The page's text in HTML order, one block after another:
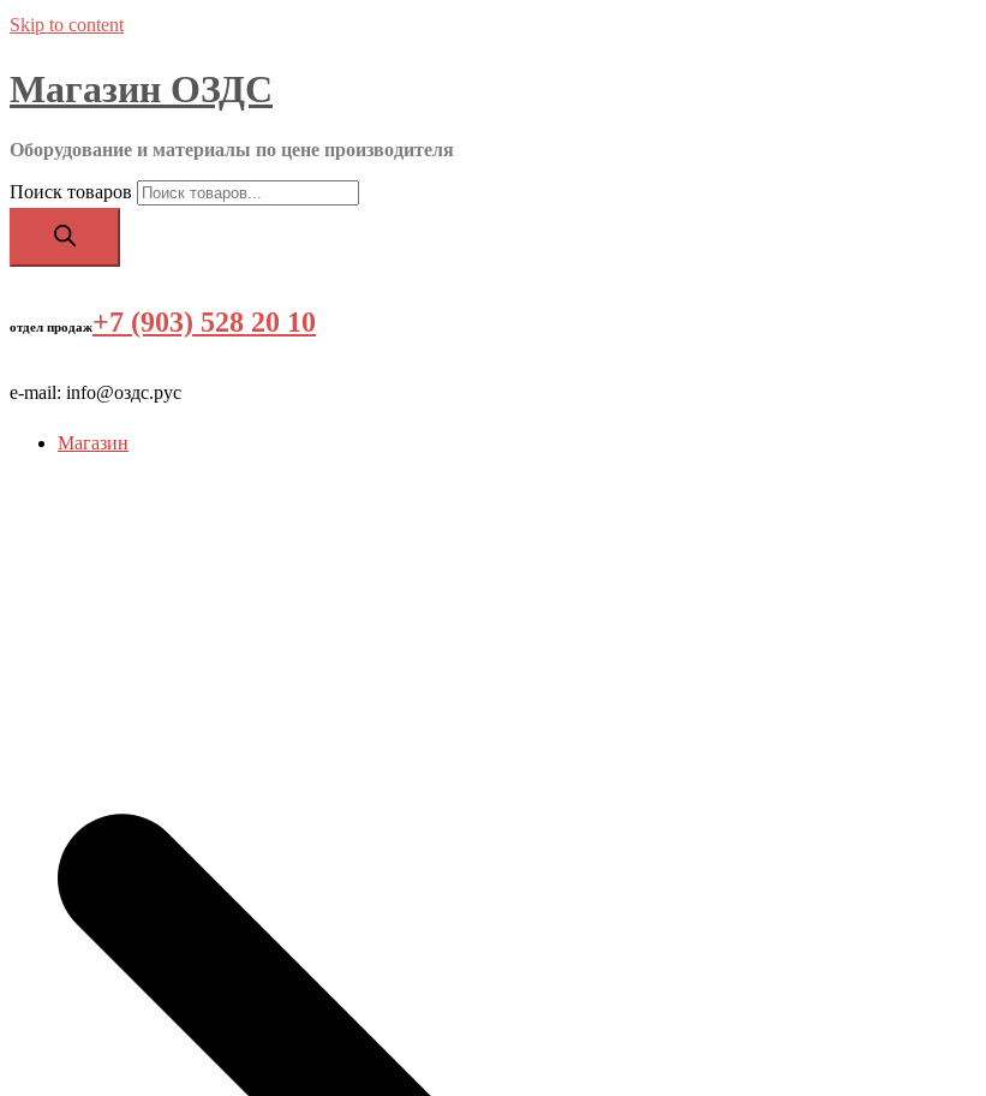
Skip to content
Магазин ОЗДС
Оборудование и материалы по цене производителя
Поиск товаров
отдел продаж+7 (903) 528 20 10
e-mail: info@оздс.рус
Магазин